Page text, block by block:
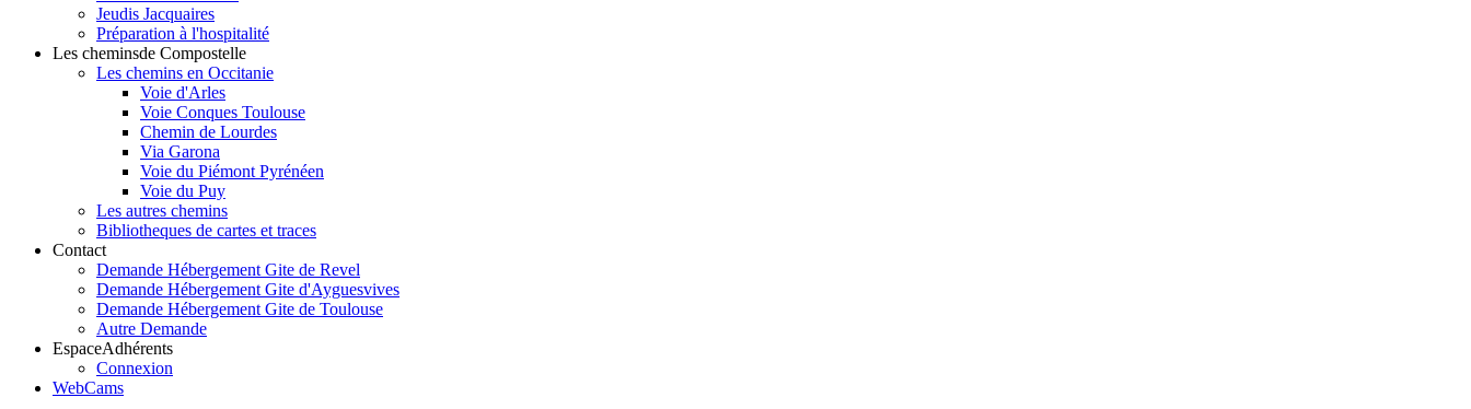
Jeudis Jacquaires
Préparation à l'hospitalité
Les cheminsde Compostelle
Les chemins en Occitanie
Voie d'Arles
Voie Conques Toulouse
Chemin de Lourdes
Via Garona
Voie du Piémont Pyrénéen
Voie du Puy
Les autres chemins
Bibliotheques de cartes et traces
Contact
Demande Hébergement Gite de Revel
Demande Hébergement Gite d'Ayguesvives
Demande Hébergement Gite de Toulouse
Autre Demande
EspaceAdhérents
Connexion
WebCams